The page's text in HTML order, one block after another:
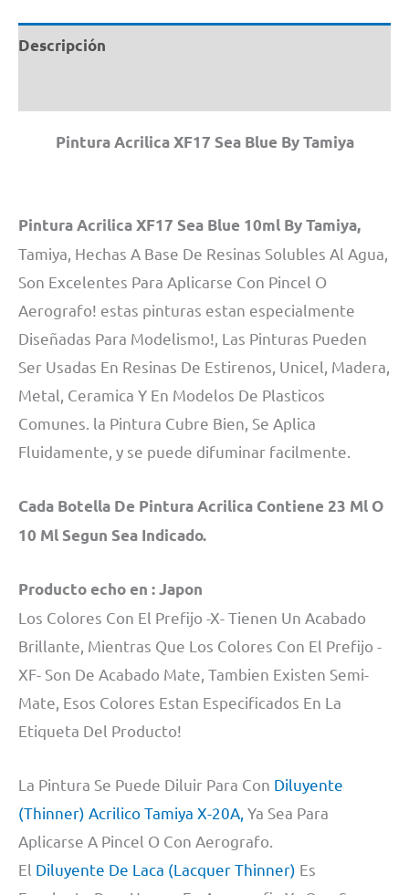
XF-
17
cantidad
Descripción
Pintura Acrilica XF17 Sea Blue By Tamiya
Pintura Acrilica XF17 Sea Blue 10ml By Tamiya,
Tamiya, Hechas A Base De Resinas Solubles Al Agua,
Son Excelentes Para Aplicarse Con Pincel O
Aerografo! estas pinturas estan especialmente
Diseñadas Para Modelismo!, Las Pinturas Pueden
Ser Usadas En Resinas De Estirenos, Unicel, Madera,
Metal, Ceramica Y En Modelos De Plasticos
Comunes. la Pintura Cubre Bien, Se Aplica
Fluidamente, y se puede difuminar facilmente.
Cada Botella De Pintura Acrilica Contiene 23 Ml O
10 Ml Segun Sea Indicado.
Producto echo en : Japon
Los Colores Con El Prefijo -X- Tienen Un Acabado
Brillante, Mientras Que Los Colores Con El Prefijo -
XF- Son De Acabado Mate, Tambien Existen Semi-
Mate, Esos Colores Estan Especificados En La
Etiqueta Del Producto!
La Pintura Se Puede Diluir Para Con Diluyente
(Thinner) Acrilico Tamiya X-20A, Ya Sea Para
Aplicarse A Pincel O Con Aerografo.
El Diluyente De Laca (Lacquer Thinner) Es